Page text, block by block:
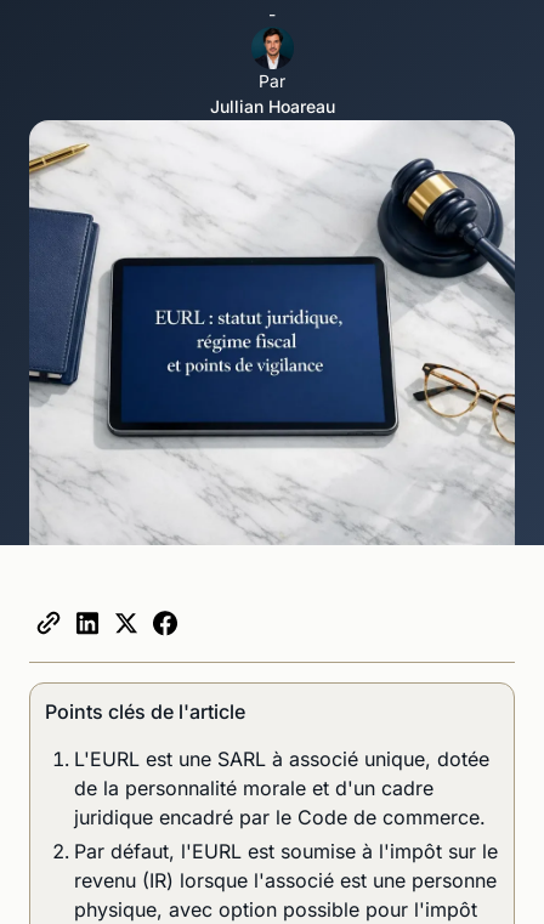
-
Par
Jullian Hoareau
Points clés de l'article
L'EURL est une SARL à associé unique, dotée
de la personnalité morale et d'un cadre
juridique encadré par le Code de commerce.
Par défaut, l'EURL est soumise à l'impôt sur le
revenu (IR) lorsque l'associé est une personne
physique, avec option possible pour l'impôt